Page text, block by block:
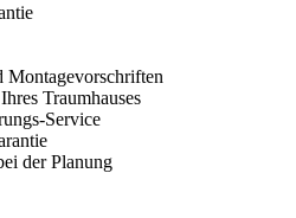
Traumhauses
Service
der Planung